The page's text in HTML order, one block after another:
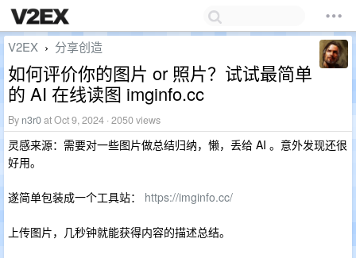
V2EX › 分享创造
如何评价你的图片 or 照片？试试最简单
的 AI 在线读图 imginfo.cc
By n3r0at Oct 9, 2024 · 2050 views
灵感来源：需要对一些图片做总结归纳，懒，丢给 AI 。意外发现还很
好用。
遂简单包装成一个工具站： https://imginfo.cc/
上传图片，几秒钟就能获得内容的描述总结。